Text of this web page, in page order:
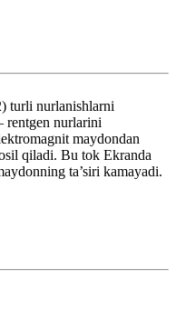
turli nurlanishlarni
rentgen nurlarini
maydondan
qiladi. Bu tok Ekranda
ta’siri kamayadi.